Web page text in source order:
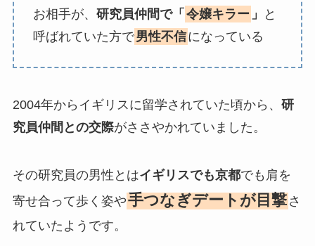
お相手が、 研究員仲間で「 令嬢キラー 」
と
呼ばれていた方で男性不信になっている
2004年からイギリスに留学されていた頃から、 研
究員仲間との交際がささやかれていました。
その研究員の男性とはイギリスでも京都でも肩を
寄せ合って歩く姿や手つなぎデートが目撃 さ
れていたようです。